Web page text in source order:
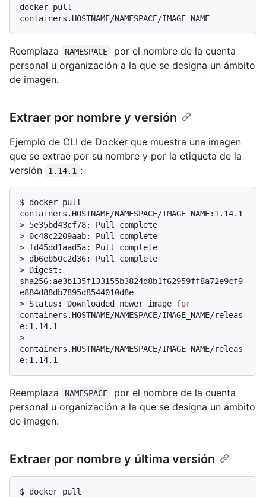
docker pull
Reemplaza NAMESPACE
por el nombre de la cuenta
personal u organización a la que se designa un ámbito
de imagen.
Extraer por nombre y versión
Ejemplo de CLI de Docker que muestra una imagen
que se extrae por su nombre y por la etiqueta de la
versión
1.14.1 :
$ docker pull
containers.HOSTNAME/NAMESPACE/IMAGE_NAME:1.14.1
> 5e35bd43cf78: Pull complete
> 0c48c2209aab: Pull complete
> fd45dd1aad5a: Pull complete
> db6eb50c2d36: Pull complete
> Digest:
sha256:ae3b135f133155b3824d8b1f62959ff8a72e9cf9
e884d88db7895d8544010d8e
> Status: Downloaded newer image for
containers.HOSTNAME/NAMESPACE/IMAGE_NAME/releas
e:1.14.1
containers.HOSTNAME/NAMESPACE/IMAGE_NAME/releas
e:1.14.1
Reemplaza NAMESPACE
por el nombre de la cuenta
personal u organización a la que se designa un ámbito
de imagen.
Extraer por nombre y última versión
$ docker pull